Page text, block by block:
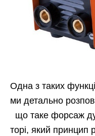
Одна з таких
ми детально
що таке форсаж
торі, який принцип